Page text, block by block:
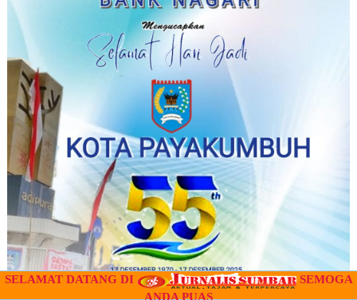
SELAMAT DATANG DI
SEMOGA
ANDA PUAS